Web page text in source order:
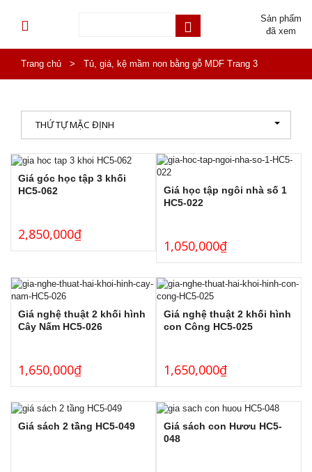
Sản phẩm
đã xem
Trang chủ > Tủ, giá, kệ mầm non bằng gỗ MDF Trang 3
THỨ TỰ MẶC ĐỊNH
Giá góc học tập 3 khối
HC5-062
2,850,000₫
Giá học tập ngôi nhà số 1
HC5-022
1,050,000₫
Giá nghệ thuật 2 khối hình
Cây Nấm HC5-026
1,650,000₫
Giá nghệ thuật 2 khối hình
con Công HC5-025
1,650,000₫
Giá sách 2 tầng HC5-049
Giá sách con Hươu HC5-
048